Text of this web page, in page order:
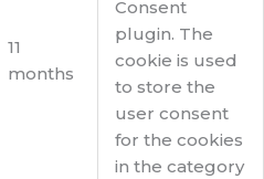
11
months
Consent
plugin. The
cookie is used
to store the
user consent
for the cookies
in the category